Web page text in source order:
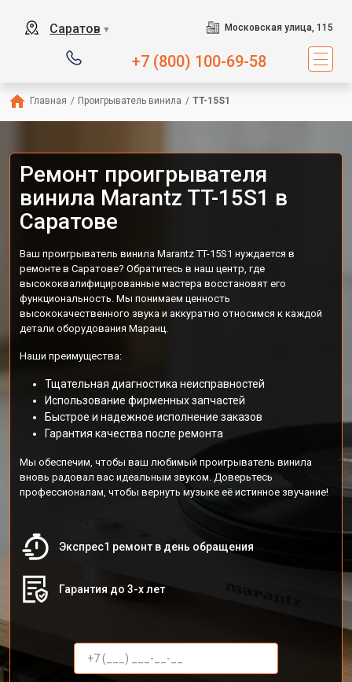
Саратов ▼ Московская улица, 115
+7 (800) 100-69-58
Главная / Проигрыватель винила / TT-15S1
Ремонт проигрывателя
винила Marantz TT-15S1 в
Саратове
Ваш проигрыватель винила Marantz TT-15S1 нуждается в
ремонте в Саратове? Обратитесь в наш центр, где
высококвалифицированные мастера восстановят его
функциональность. Мы понимаем ценность
высококачественного звука и аккуратно относимся к каждой
детали оборудования Маранц.
Наши преимущества:
Тщательная диагностика неисправностей
Использование фирменных запчастей
Быстрое и надежное исполнение заказов
Гарантия качества после ремонта
Мы обеспечим, чтобы ваш любимый проигрыватель винила
вновь радовал вас идеальным звуком. Доверьтесь
профессионалам, чтобы вернуть музыке её истинное звучание!
Экспрес1 ремонт в день обращения
Гарантия до 3-х лет